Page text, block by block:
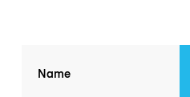
Name